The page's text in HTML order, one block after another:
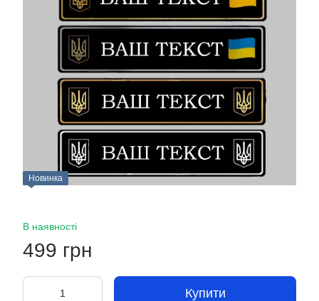
Новинка
В наявності
499 грн
Купити